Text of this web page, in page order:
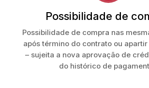
Possibilidade de
Possibilidade de compra nas
após término do contrato ou apartir
– sujeita a nova aprovação de
do histórico de